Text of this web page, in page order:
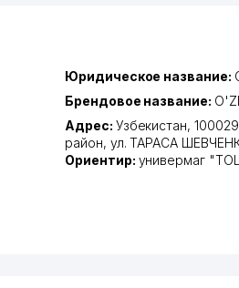
Юридическое название:
Брендовое название:
Адрес: Узбекистан,
район, ул. ТАРАСА
Ориентир: универмаг